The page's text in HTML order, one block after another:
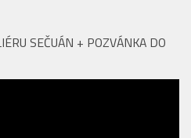
SEČUÁN + POZVÁNKA DO